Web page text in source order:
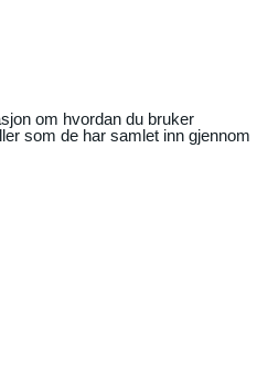
om hvordan du bruker
som de har samlet inn gjennom